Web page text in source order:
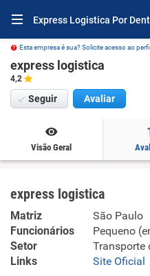
Express Logistica Por
Esta empresa é sua? Solicite acesso ao perfil.
express logistica
4,2
Seguir Avaliar
Visão Geral
express logistica
Matriz
São Paulo
Funcionários
Pequeno
Setor
Transporte
Links
Site Oficial